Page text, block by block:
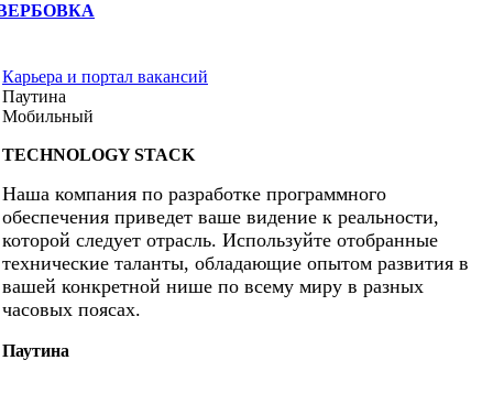
Карьера и портал вакансий
Паутина
Мобильный
TECHNOLOGY STACK
Наша компания по разработке программного
обеспечения приведет ваше видение к реальности,
которой следует отрасль. Используйте отобранные
технические таланты, обладающие опытом развития в
вашей конкретной нише по всему миру в разных
часовых поясах.
Паутина